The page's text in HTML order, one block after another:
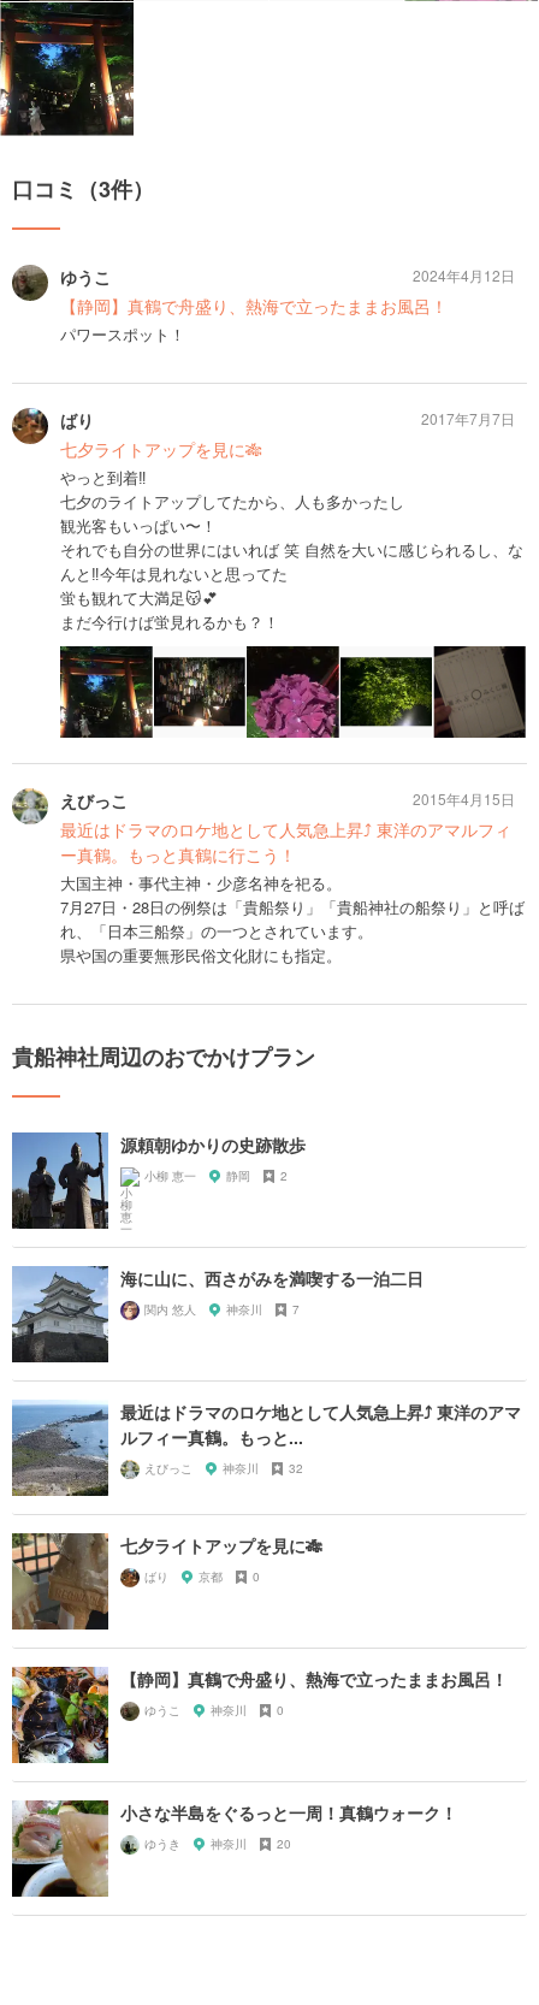
口コミ（3件）
ゆうこ
【静岡】真鶴で舟盛り、熱海で立ったままお風呂！
パワースポット！
2024年4月12日
ばり
七夕ライトアップを見に🎋
やっと到着‼️
七夕のライトアップしてたから、人も多かったし
観光客もいっぱい〜！
それでも自分の世界にはいれば 笑 自然を大いに感じられるし、な
んと‼️今年は見れないと思ってた
蛍も観れて大満足😽💕
まだ今行けば蛍見れるかも？！
2017年7月7日
えびっこ
最近はドラマのロケ地として人気急上昇⤴︎ 東洋のアマルフィ
ー真鶴。もっと真鶴に行こう！
大国主神・事代主神・少彦名神を祀る。
7月27日・28日の例祭は「貴船祭り」「貴船神社の船祭り」と呼ば
れ、「日本三船祭」の一つとされています。
県や国の重要無形民俗文化財にも指定。
2015年4月15日
貴船神社周辺のおでかけプラン
源頼朝ゆかりの史跡散歩
小柳 恵一 静岡 2
海に山に、西さがみを満喫する一泊二日
関内 悠人 神奈川 7
最近はドラマのロケ地として人気急上昇⤴︎ 東洋のアマ
ルフィー真鶴。もっと...
えびっこ 神奈川 32
七夕ライトアップを見に🎋
ばり 京都 0
【静岡】真鶴で舟盛り、熱海で立ったままお風呂！
ゆうこ 神奈川 0
小さな半島をぐるっと一周！真鶴ウォーク！
ゆうき 神奈川 20